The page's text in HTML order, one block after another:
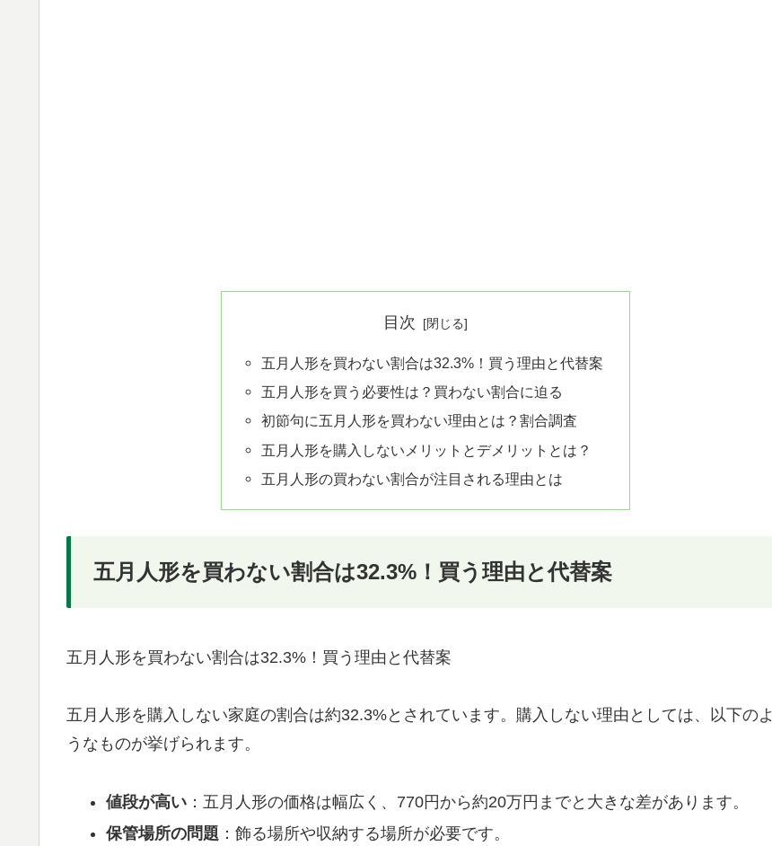
目次
五月人形を買わない割合は32.3%！買う理由と代替案
五月人形を買う必要性は？買わない割合に迫る
初節句に五月人形を買わない理由とは？割合調査
五月人形を購入しないメリットとデメリットとは？
五月人形の買わない割合が注目される理由とは
五月人形を買わない割合は32.3%！買う理由と代替案
五月人形を買わない割合は32.3%！買う理由と代替案
五月人形を購入しない家庭の割合は約32.3%とされています。購入しない理由としては、以下のよ
うなものが挙げられます。
値段が高い：五月人形の価格は幅広く、770円から約20万円までと大きな差があります。
保管場所の問題 ：飾る場所や収納する場所が必要です。